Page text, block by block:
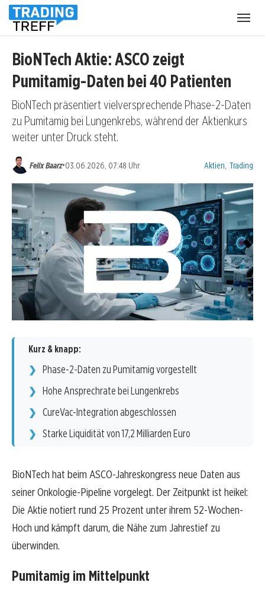
BioNTech Aktie: ASCO zeigt
Pumitamig-Daten bei 40 Patienten
BioNTech präsentiert vielversprechende Phase-2-Daten
zu Pumitamig bei Lungenkrebs, während der Aktienkurs
weiter unter Druck steht.
Felix Baarz•03.06.2026, 07:48 Uhr Kategorien:
Aktien Trading
Kurz & knapp:
Phase-2-Daten zu Pumitamig vorgestellt
Hohe Ansprechrate bei Lungenkrebs
CureVac-Integration abgeschlossen
Starke Liquidität von 17,2 Milliarden Euro
BioNTech hat beim ASCO-Jahreskongress neue Daten aus
seiner Onkologie-Pipeline vorgelegt. Der Zeitpunkt ist heikel:
Die Aktie notiert rund 25 Prozent unter ihrem 52-Wochen-
Hoch und kämpft darum, die Nähe zum Jahrestief zu
überwinden.
Pumitamig im Mittelpunkt